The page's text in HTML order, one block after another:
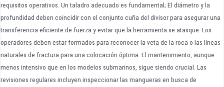
requisitos operativos. Un taladro adecuado es fundamental; El diámetro y la
profundidad deben coincidir con el conjunto cuña del divisor para asegurar una
transferencia eficiente de fuerza y evitar que la herramienta se atasque. Los
operadores deben estar formados para reconocer la veta de la roca o las líneas
naturales de fractura para una colocación óptima. El mantenimiento, aunque
menos intensivo que en los modelos submarinos, sigue siendo crucial. Las
revisiones regulares incluyen inspeccionar las mangueras en busca de